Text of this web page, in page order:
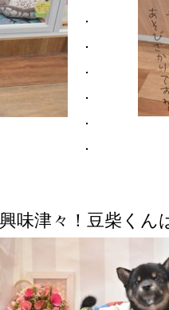
.
.
.
.
.
.
味津々！豆柴くん